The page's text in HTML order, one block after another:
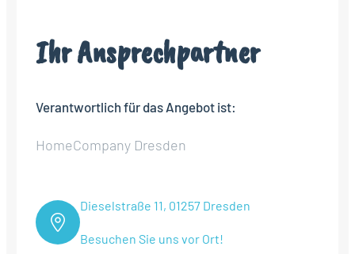
Ihr Ansprechpartner
Verantwortlich für das Angebot ist:
HomeCompany Dresden
Dieselstraße 11, 01257 Dresden
Besuchen Sie uns vor Ort!